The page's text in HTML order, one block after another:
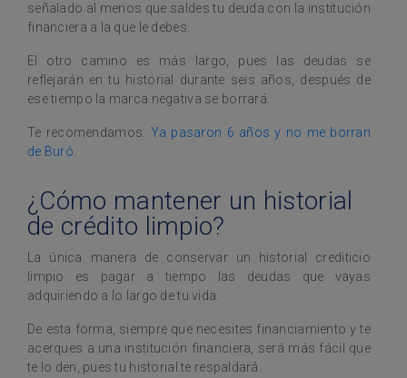
señalado al menos que saldes tu deuda con la institución
financiera a la que le debes.
El otro camino es más largo, pues las deudas se
reflejarán en tu historial durante seis años, después de
ese tiempo la marca negativa se borrará.
Te recomendamos: Ya pasaron 6 años y no me borran
de Buró.
¿Cómo mantener un historial
de crédito limpio?
La única manera de conservar un historial crediticio
limpio es pagar a tiempo las deudas que vayas
adquiriendo a lo largo de tu vida.
De esta forma, siempre que necesites financiamiento y te
acerques a una institución financiera, será más fácil que
te lo den, pues tu historial te respaldará.